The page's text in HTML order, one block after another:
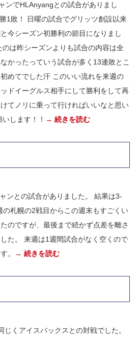
ンでHLAnyangとの試合がありまし
1敗！ 日曜の試合でグリッツ創設以来
今シーズン初勝利の節目になりまし
は昨シーズンよりも試合の内容は全
かったっていう試合が多く13連敗とこ
めてでした汗 このいい流れを来週の
ドイーグルス相手にして勝利をして再
てノリに乗って行ければいいなと思い
します！！ → 続きを読む
ンとの試合がありました。 結果は3-
札幌の2戦目からこの週末もすごくい
のですが、最後まで続かず点差を離さ
た。 来週は1週間試合がなく空くので
。
→ 続きを読む
くアイスバックスとの対戦でした。